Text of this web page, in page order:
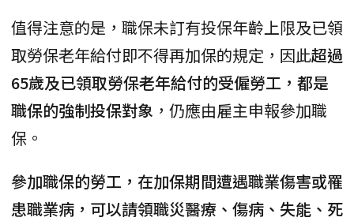
值得注意的是，職保未訂有投保年齡上限及已領
取勞保老年給付即不得再加保的規定，因此超過
65歲及已領取勞保老年給付的受僱勞工，都是
職保的強制投保對象 ，仍應由雇主申報參加職
保。
參加職保的勞工，在加保期間遭遇職業傷害或罹
患職業病，可以請領職災醫療、傷病、失能、死